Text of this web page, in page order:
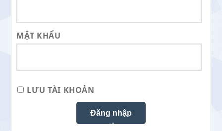
MẬT KHẨU
LƯU TÀI KHOẢN